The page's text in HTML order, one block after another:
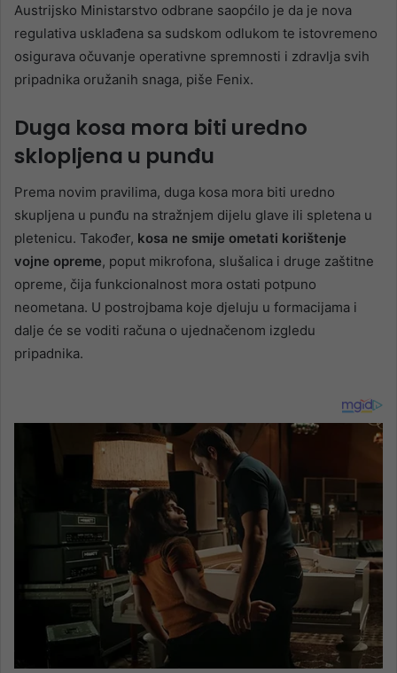
Austrijsko Ministarstvo odbrane saopćilo je da je nova
regulativa usklađena sa sudskom odlukom te istovremeno
osigurava očuvanje operativne spremnosti i zdravlja svih
pripadnika oružanih snaga, piše Fenix.
Duga kosa mora biti uredno
sklopljena u punđu
Prema novim pravilima, duga kosa mora biti uredno
skupljena u punđu na stražnjem dijelu glave ili spletena u
pletenicu. Također, kosa ne smije ometati korištenje
vojne opreme, poput mikrofona, slušalica i druge zaštitne
opreme, čija funkcionalnost mora ostati potpuno
neometana. U postrojbama koje djeluju u formacijama i
dalje će se voditi računa o ujednačenom izgledu
pripadnika.